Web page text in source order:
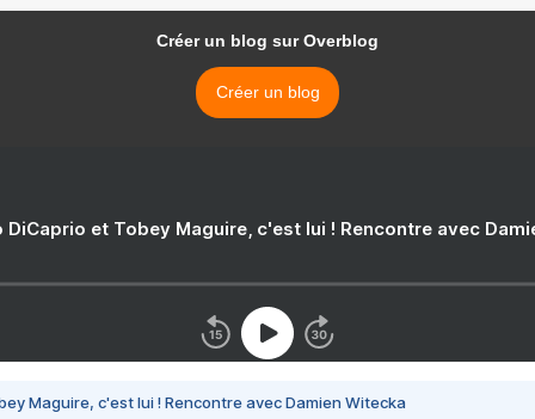
Créer un blog sur Overblog
Créer un blog
DiCaprio et Tobey Maguire, c'est lui ! Rencontre avec
Maguire, c'est lui ! Rencontre avec Damien Witecka